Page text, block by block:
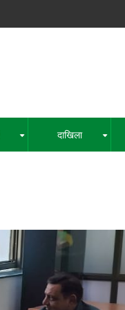
दाखिला